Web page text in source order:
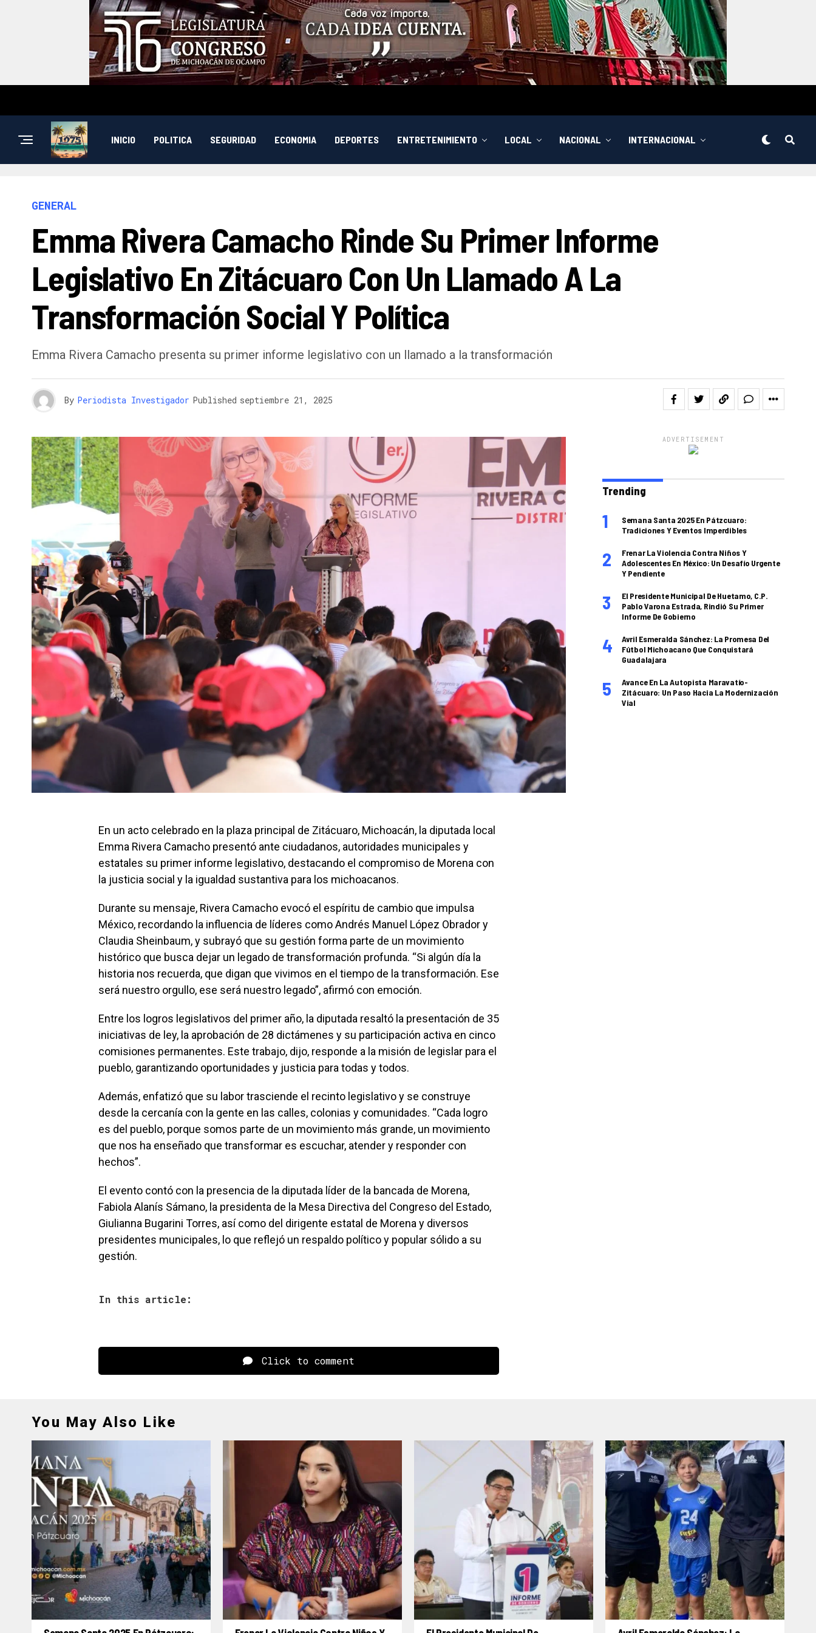
INICIO POLITICA SEGURIDAD ECONOMIA DEPORTES ENTRETENIMIENTO LOCAL NACIONAL INTERNACIONAL
GENERAL
Emma Rivera Camacho Rinde Su Primer Informe
Legislativo En Zitácuaro Con Un Llamado A La
Transformación Social Y Política
Emma Rivera Camacho presenta su primer informe legislativo con un llamado a la transformación
By Periodista Investigador Published septiembre 21, 2025
En un acto celebrado en la plaza principal de Zitácuaro, Michoacán, la diputada local
Emma Rivera Camacho presentó ante ciudadanos, autoridades municipales y
estatales su primer informe legislativo, destacando el compromiso de Morena con
la justicia social y la igualdad sustantiva para los michoacanos.
Durante su mensaje, Rivera Camacho evocó el espíritu de cambio que impulsa
México, recordando la influencia de líderes como Andrés Manuel López Obrador y
Claudia Sheinbaum, y subrayó que su gestión forma parte de un movimiento
histórico que busca dejar un legado de transformación profunda. “Si algún día la
historia nos recuerda, que digan que vivimos en el tiempo de la transformación. Ese
será nuestro orgullo, ese será nuestro legado”, afirmó con emoción.
Entre los logros legislativos del primer año, la diputada resaltó la presentación de 35
iniciativas de ley, la aprobación de 28 dictámenes y su participación activa en cinco
comisiones permanentes. Este trabajo, dijo, responde a la misión de legislar para el
pueblo, garantizando oportunidades y justicia para todas y todos.
Además, enfatizó que su labor trasciende el recinto legislativo y se construye
desde la cercanía con la gente en las calles, colonias y comunidades. “Cada logro
es del pueblo, porque somos parte de un movimiento más grande, un movimiento
que nos ha enseñado que transformar es escuchar, atender y responder con
hechos”.
El evento contó con la presencia de la diputada líder de la bancada de Morena,
Fabiola Alanís Sámano, la presidenta de la Mesa Directiva del Congreso del Estado,
Giulianna Bugarini Torres, así como del dirigente estatal de Morena y diversos
presidentes municipales, lo que reflejó un respaldo político y popular sólido a su
gestión.
In this article:
Click to comment
ADVERTISEMENT
Trending
Semana Santa 2025 En Pátzcuaro:
Tradiciones Y Eventos Imperdibles
Frenar La Violencia Contra Niños Y
Adolescentes En México: Un Desafío Urgente
Y Pendiente
El Presidente Municipal De Huetamo, C.P.
Pablo Varona Estrada, Rindió Su Primer
Informe De Gobierno
Avril Esmeralda Sánchez: La Promesa Del
Fútbol Michoacano Que Conquistará
Guadalajara
Avance En La Autopista Maravatío-
Zitácuaro: Un Paso Hacia La Modernización
Vial
You May Also Like